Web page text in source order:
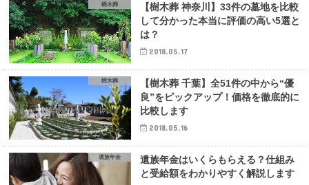
樹木葬
【樹木葬 神奈川】33件の墓地を比較
して分かった本当に評価の高い5選と
は？
2018.05.17
樹木葬
【樹木葬 千葉】全51件の中から“優
良”をピックアップ！価格を徹底的に
比較します
2018.05.16
遺族年金
遺族年金はいくらもらえる？仕組み
と受給額をわかりやすく解説します